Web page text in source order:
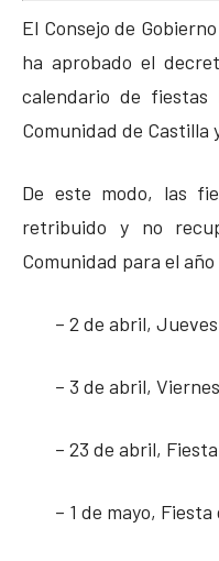
El Consejo de
ha aprobado el
calendario de
Comunidad de Castilla
De este modo, las
retribuido y no
Comunidad para el
– 2 de abril,
– 3 de abril,
– 23 de abril,
– 1 de mayo,